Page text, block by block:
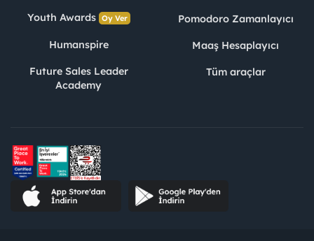
Youth Awards Oy Ver
Humanspire
Future Sales Leader
Academy
Pomodoro Zamanlayıcı
Maaş Hesaplayıcı
Tüm araçlar